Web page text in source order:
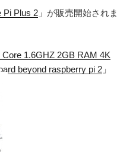
Pi Plus 2 」が販売開始されま
1.6GHZ 2GB RAM 4K
beyond raspberry pi 2 」